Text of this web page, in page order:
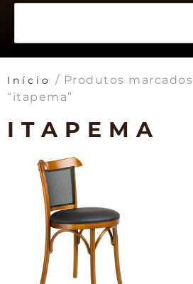
Início / Produtos
“itapema”
ITAPEMA